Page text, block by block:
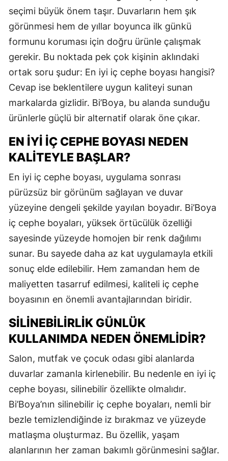
seçimi büyük önem taşır. Duvarların hem şık
görünmesi hem de yıllar boyunca ilk günkü
formunu koruması için doğru ürünle çalışmak
gerekir. Bu noktada pek çok kişinin aklındaki
ortak soru şudur: En iyi iç cephe boyası hangisi?
Cevap ise beklentilere uygun kaliteyi sunan
markalarda gizlidir. Bi’Boya, bu alanda sunduğu
ürünlerle güçlü bir alternatif olarak öne çıkar.
EN İYI İÇ CEPHE BOYASI NEDEN
KALITEYLE BAŞLAR?
En iyi iç cephe boyası, uygulama sonrası
pürüzsüz bir görünüm sağlayan ve duvar
yüzeyine dengeli şekilde yayılan boyadır. Bi’Boya
iç cephe boyaları, yüksek örtücülük özelliği
sayesinde yüzeyde homojen bir renk dağılımı
sunar. Bu sayede daha az kat uygulamayla etkili
sonuç elde edilebilir. Hem zamandan hem de
maliyetten tasarruf edilmesi, kaliteli iç cephe
boyasının en önemli avantajlarından biridir.
SILINEBILIRLIK GÜNLÜK
KULLANIMDA NEDEN ÖNEMLIDIR?
Salon, mutfak ve çocuk odası gibi alanlarda
duvarlar zamanla kirlenebilir. Bu nedenle en iyi iç
cephe boyası, silinebilir özellikte olmalıdır.
Bi’Boya’nın silinebilir iç cephe boyaları, nemli bir
bezle temizlendiğinde iz bırakmaz ve yüzeyde
matlaşma oluşturmaz. Bu özellik, yaşam
alanlarının her zaman bakımlı görünmesini sağlar.